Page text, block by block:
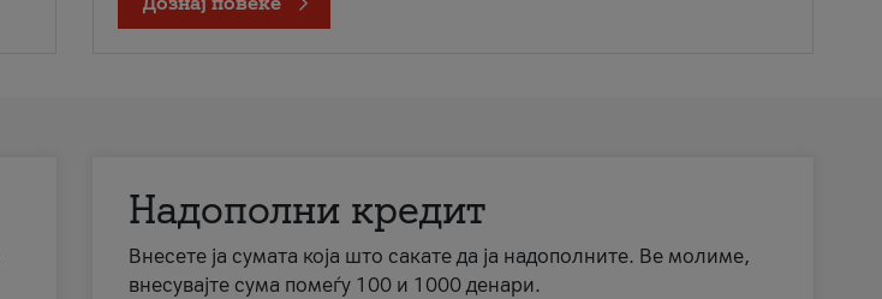
Надополни кредит
Внесете ја сумата која што сакате да ја надополните. Ве молиме,
внесувајте сума помеѓу 100 и 1000 денари.